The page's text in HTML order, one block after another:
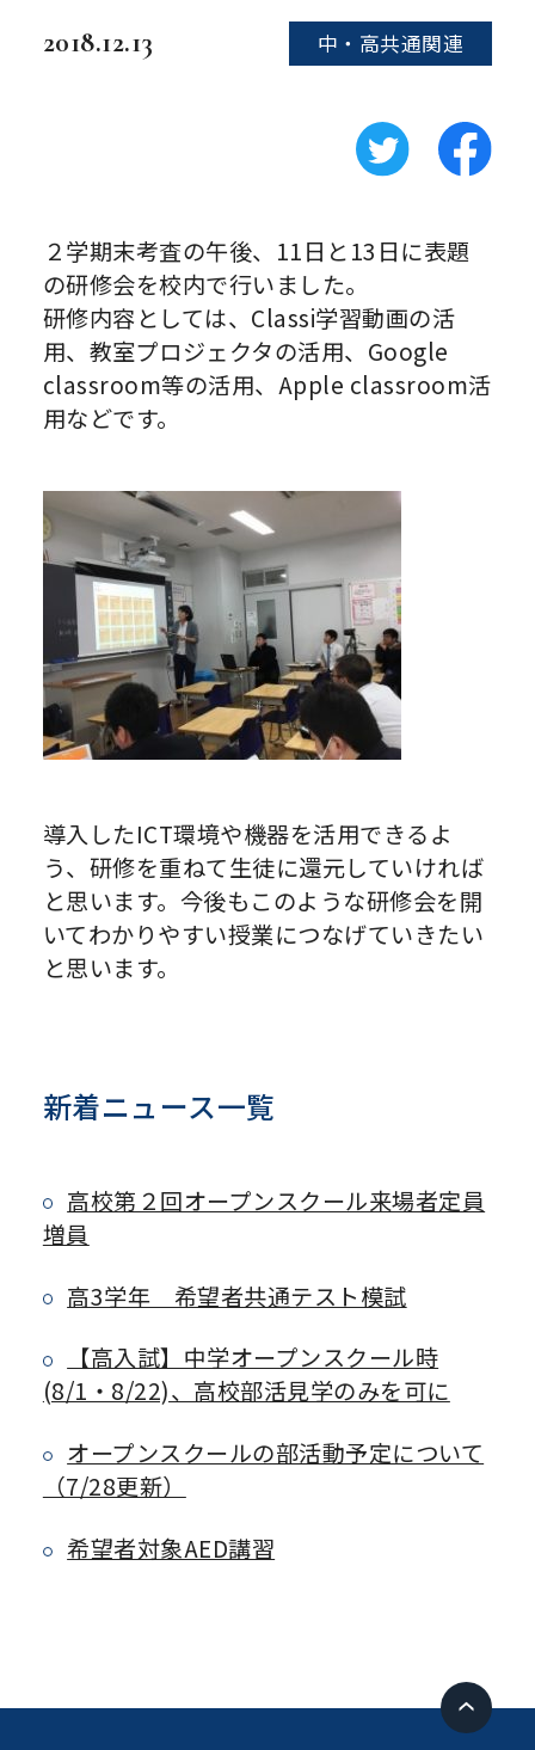
2018.12.13 中・高共通関連
２学期末考査の午後、11日と13日に表題
の研修会を校内で行いました。
研修内容としては、Classi学習動画の活
用、教室プロジェクタの活用、Google
classroom等の活用、Apple classroom活
用などです。
導入したICT環境や機器を活用できるよ
う、研修を重ねて生徒に還元していければ
と思います。今後もこのような研修会を開
いてわかりやすい授業につなげていきたい
と思います。
新着ニュース一覧
高校第２回オープンスクール来場者定員
増員
高3学年 希望者共通テスト模試
【高入試】中学オープンスクール時
(8/1・8/22)、高校部活見学のみを可に
オープンスクールの部活動予定について
（7/28更新）
希望者対象AED講習